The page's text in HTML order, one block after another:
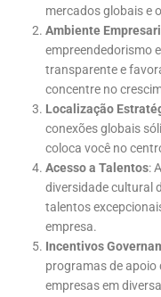
mercados globais e
Ambiente
empreendedorismo
transparente e
concentre no
Localização
conexões globais
coloca você no
Acesso a Talentos:
diversidade cultural
talentos
empresa.
Incentivos
programas de apoio
empresas em